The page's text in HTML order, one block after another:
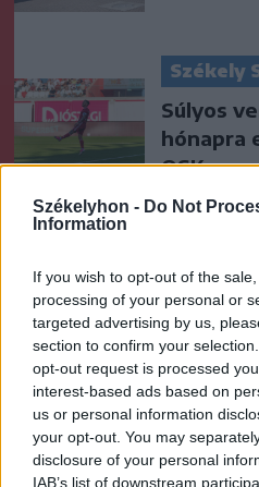
Székelyhon - Do Not
Information
If you wish to opt-out of the
processing of your personal or
targeted advertising by us,
section to confirm your
opt-out request is processed
interest-based ads based on
us or personal information
your opt-out. You may
disclosure of your personal
IAB’s list of downstream
Székely
Súlyos
hónapra
OSK
régi
Székely
Új
meg